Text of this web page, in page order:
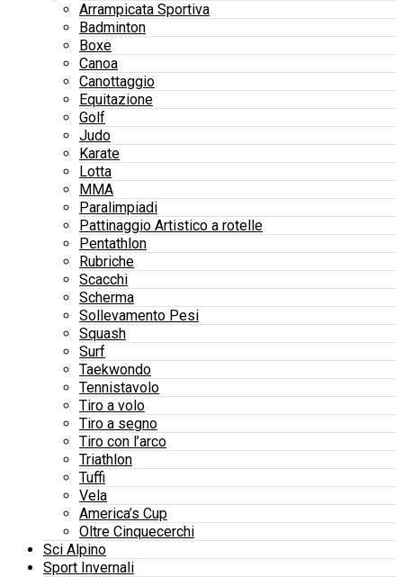
Arrampicata Sportiva
Badminton
Boxe
Canoa
Canottaggio
Equitazione
Golf
Judo
Karate
Lotta
MMA
Paralimpiadi
Pattinaggio Artistico a rotelle
Pentathlon
Rubriche
Scacchi
Scherma
Sollevamento Pesi
Squash
Surf
Taekwondo
Tennistavolo
Tiro a volo
Tiro a segno
Tiro con l’arco
Triathlon
Tuffi
Vela
America’s Cup
Oltre Cinquecerchi
Sci Alpino
Sport Invernali